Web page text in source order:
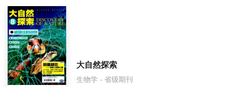
人类学学报影响因子是多少？
人类学学报怎么样？
人类学学报面费如何收取？
人类学学报是什么级别刊物？
大自然探索
生物学 - 省级期刊